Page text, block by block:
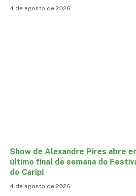
4 de agosto de 2026
Show de Alexandre Pires abre
último final de semana do
do Caripi
4 de agosto de 2026